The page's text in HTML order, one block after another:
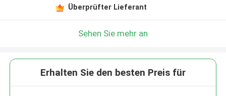
Überprüfter Lieferant
Sehen Sie mehr an
Erhalten Sie den besten Preis für